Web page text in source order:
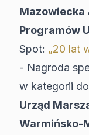
Mazowiecka
Programów
Spot: „20 lat
- Nagroda
w kategorii
Urząd
Warmińsko-